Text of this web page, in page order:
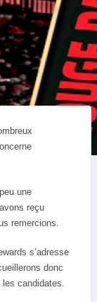
une
reçu
remercions.
s’adresse
donc
candidates.